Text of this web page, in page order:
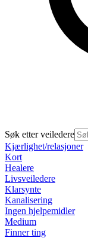
Søk etter veiledere
Kjærlighet/relasjoner
Kort
Healere
Livsveiledere
Klarsynte
Kanalisering
Ingen hjelpemidler
Medium
Finner ting